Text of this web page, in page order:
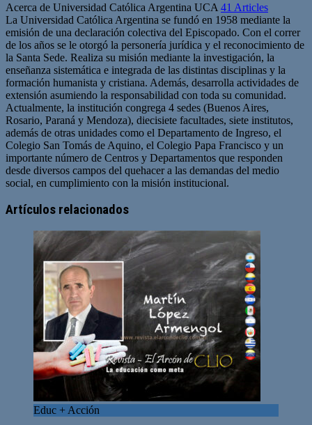
Acerca de Universidad Católica Argentina UCA 41 Articles
La Universidad Católica Argentina se fundó en 1958 mediante la
emisión de una declaración colectiva del Episcopado. Con el correr
de los años se le otorgó la personería jurídica y el reconocimiento de
la Santa Sede. Realiza su misión mediante la investigación, la
enseñanza sistemática e integrada de las distintas disciplinas y la
formación humanista y cristiana. Además, desarrolla actividades de
extensión asumiendo la responsabilidad con toda su comunidad.
Actualmente, la institución congrega 4 sedes (Buenos Aires,
Rosario, Paraná y Mendoza), diecisiete facultades, siete institutos,
además de otras unidades como el Departamento de Ingreso, el
Colegio San Tomás de Aquino, el Colegio Papa Francisco y un
importante número de Centros y Departamentos que responden
desde diversos campos del quehacer a las demandas del medio
social, en cumplimiento con la misión institucional.
Artículos relacionados
Educ + Acción